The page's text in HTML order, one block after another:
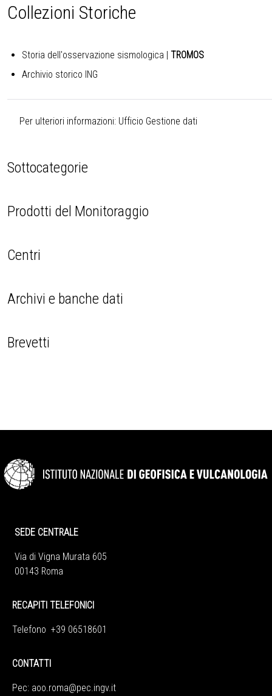
Collezioni Storiche
Storia dell'osservazione sismologica
TROMOS
Archivio storico ING
Per ulteriori informazioni: Ufficio Gestione dati
Sottocategorie
Prodotti del Monitoraggio
Centri
Archivi e banche dati
Brevetti
SEDE CENTRALE
Via di Vigna Murata 605
00143 Roma
RECAPITI TELEFONICI
Telefono +39 06518601
CONTATTI
Pec: aoo.roma@pec.ingv.it